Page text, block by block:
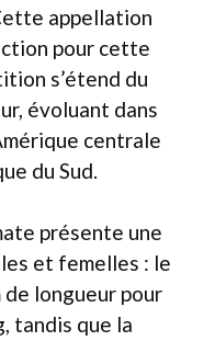
appellation
pour cette
s’étend du
évoluant dans
centrale
du Sud.
présente une
et femelles : le
longueur pour
tandis que la